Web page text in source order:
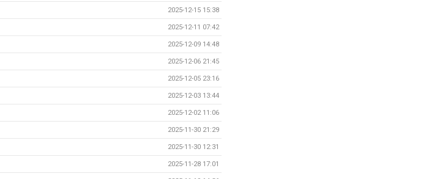
2025-12-15 15:38
2025-12-11 07:42
2025-12-09 14:48
2025-12-06 21:45
2025-12-05 23:16
2025-12-03 13:44
2025-12-02 11:06
2025-11-30 21:29
2025-11-30 12:31
2025-11-28 17:01